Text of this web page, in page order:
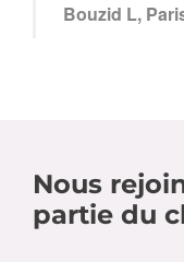
Bouzid L,
Nous
partie du